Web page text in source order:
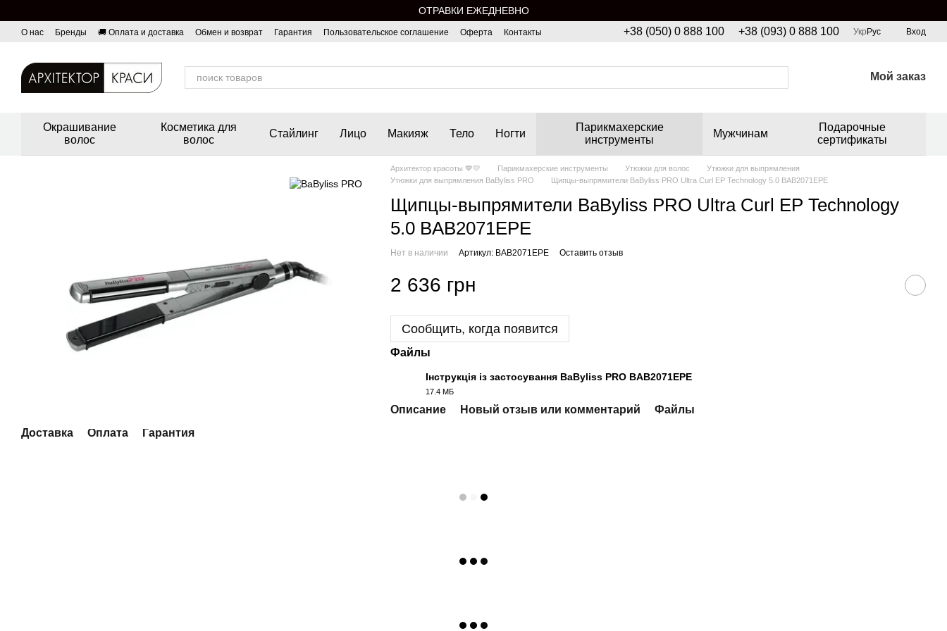
ОТРАВКИ ЕЖЕДНЕВНО
О нас Бренды 🚚 Оплата и доставка Обмен и возврат Гарантия Пользовательское соглашение Оферта Контакты +38 (050) 0 888 100 +38 (093) 0 888 100 Укр Рус Вход
Мой заказ
Окрашивание
волос
Косметика для
волос
Стайлинг Лицо Макияж Тело Ногти
Парикмахерские
инструменты
Мужчинам
Подарочные
сертификаты
Доставка Оплата Гарантия
Архитектор красоты 💙💛 Парикмахерские инструменты Утюжки для волос
Утюжки для выпрямления
Утюжки для выпрямления BaByliss PRO
Щипцы-выпрямители BaByliss PRO Ultra Curl EP Technology 5.0 BAB2071EPE
Щипцы-выпрямители BaByliss PRO Ultra Curl EP Technology
5.0 BAB2071EPE
Нет в наличии Артикул: BAB2071EPE Оставить отзыв
2 636 грн
Сообщить, когда появится
Файлы
Інструкція із застосування BaByliss PRO BAB2071EPE
17.4 МБ
Описание Новый отзыв или комментарий Файлы